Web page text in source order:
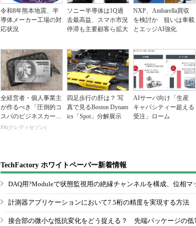
令和8年熊本地震、半
導体メーカー工場の対
応状況
ソニー半導体は1Q過
去最高益、スマホ市況
停滞も主要顧客ら拡大
NXP、Ambarella買収
を検討か 狙いは車載
とエッジAI強化
全経営者・個人事業主
が作るべき「圧倒的コ
スパのビジネスカー
ド」
PR(クレディセゾン)
四足歩行の肝は？ 写
真で見るBoston Dynam
ics「Spot」分解展示
AIサーバ向け「生産
キャパシティー超える
受注」ローム
TechFactory ホワイトペーパー新着情報
DAQ用?Moduleで状態監視用の絶縁チャンネルを構成、位相マ
計測器アプリケーションにおいて7.5桁の精度を実現する方法
接合部の微小な抵抗変化をどう捉える？ 先端パッケージの低